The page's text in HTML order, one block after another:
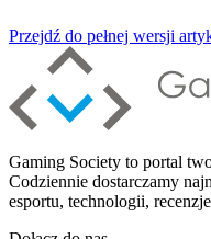
Przejdź do pełnej wersji
Gaming Society to portal
Codziennie dostarczamy
esportu, technologii,